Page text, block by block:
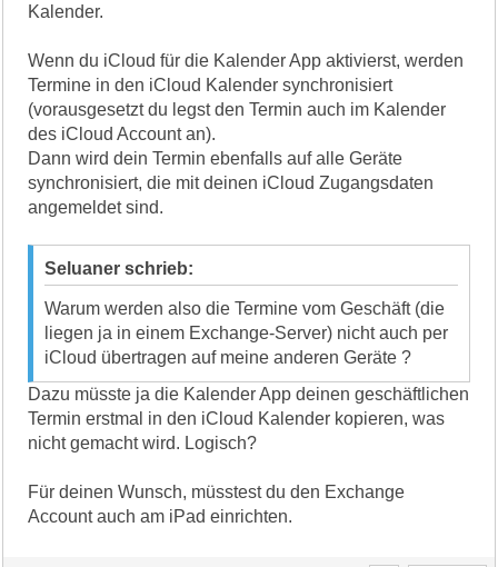
Kalender.
Wenn du iCloud für die Kalender App aktivierst, werden
Termine in den iCloud Kalender synchronisiert
(vorausgesetzt du legst den Termin auch im Kalender
des iCloud Account an).
Dann wird dein Termin ebenfalls auf alle Geräte
synchronisiert, die mit deinen iCloud Zugangsdaten
angemeldet sind.
Seluaner schrieb:
Warum werden also die Termine vom Geschäft (die
liegen ja in einem Exchange-Server) nicht auch per
iCloud übertragen auf meine anderen Geräte ?
Dazu müsste ja die Kalender App deinen geschäftlichen
Termin erstmal in den iCloud Kalender kopieren, was
nicht gemacht wird. Logisch?
Für deinen Wunsch, müsstest du den Exchange
Account auch am iPad einrichten.